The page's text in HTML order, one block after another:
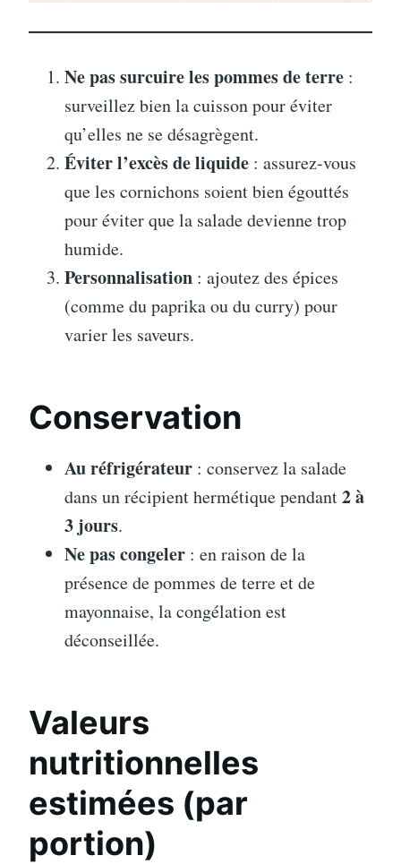
Ne pas surcuire les pommes de terre :
surveillez bien la cuisson pour éviter
qu’elles ne se désagrègent.
Éviter l’excès de liquide : assurez-vous
que les cornichons soient bien égouttés
pour éviter que la salade devienne trop
humide.
Personnalisation : ajoutez des épices
(comme du paprika ou du curry) pour
varier les saveurs.
Conservation
Au réfrigérateur : conservez la salade
dans un récipient hermétique pendant2 à
3 jours.
Ne pas congeler : en raison de la
présence de pommes de terre et de
mayonnaise, la congélation est
déconseillée.
Valeurs
nutritionnelles
estimées (par
portion)